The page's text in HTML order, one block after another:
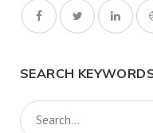
SEARCH